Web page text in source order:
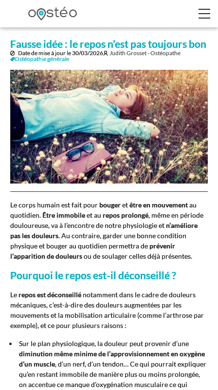
Fausse idée : le repos n’est pas toujours bon
Date de mise à jour le30/03/2026
Judith Grosset - Ostéopathe
Ostéopathie générale
Le corps humain est fait pourbougeretêtre en mouvementau
quotidien. Être immobileet au repos prolongé, même en période
douloureuse, va à l’encontre de notre physiologie etn’améliore
pas les douleurs. Au contraire, garder une bonne condition
physique et bouger au quotidien permettra deprévenir
l’apparition de douleursou de soulager celles déjà présentes.
Pourquoi le repos est-il déconseillé ?
Lerepos est déconseillé notamment dans le cadre de douleurs
mécaniques, c’est-à-dire des douleurs augmentées par les
mouvements et la mobilisation articulaire (comme l’arthrose par
exemple), et ce pour plusieurs raisons :
Sur le plan physiologique, la douleur peut provenir d’une
diminution même minime de l’approvisionnement en oxygène
d’un muscle, d’un nerf, d’un tendon… Ce qui pourrait expliquer
qu’en restant immobile de manière plus ou moins prolongée,
on accentue ce manque d’oxygénation musculaire ce qui